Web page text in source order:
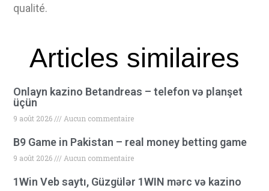
qualité.
Articles similaires
Onlayn kazino Betandreas – telefon və planşet
üçün
9 août 2026 Aucun commentaire
B9 Game in Pakistan – real money betting game
9 août 2026 Aucun commentaire
1Win Veb saytı, Güzgülər 1WIN mərc və kazino